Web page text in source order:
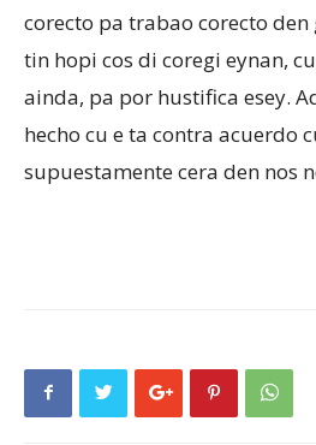
corecto pa trabao corecto
tin hopi cos di coregi eynan,
ainda, pa por hustifica esey.
hecho cu e ta contra acuerdo
supuestamente cera den nos